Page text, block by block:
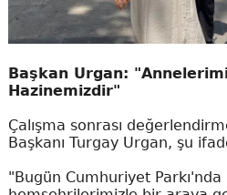
Başkan Urgan:
Hazinemizdir"
Çalışma sonrası
Başkanı Turgay Urgan, şu
"Bugün Cumhuriyet Parkı'nda